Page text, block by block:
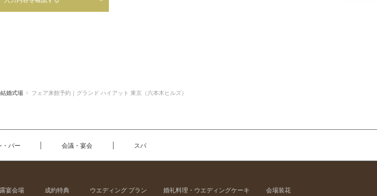
婚式場 フェア来館予約｜グランド ハイアット 東京（六本木ヒルズ）
・バー 会議・宴会 スパ
宴会場 成約特典 ウエディング プラン 婚礼料理・ウエディングケーキ
会場装花